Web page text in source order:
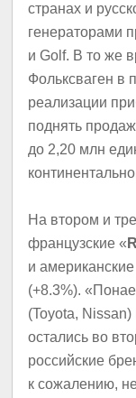
странах и
генераторами
и Golf. В то же
Фольксваген в
реализации
поднять
до 2,20 млн
На втором и
французские «
и американские
(+8.3%).
(Toyota,
остались во
российские
к сожалению,